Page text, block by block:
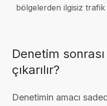
bölgelerden ilgisiz trafik
Denetim
çıkarılır?
Denetimin amacı